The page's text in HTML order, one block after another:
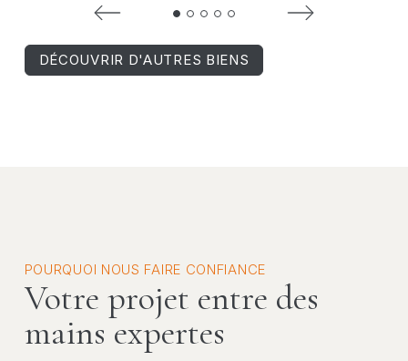
DÉCOUVRIR D'AUTRES BIENS
POURQUOI NOUS FAIRE CONFIANCE
Votre projet entre des
mains expertes